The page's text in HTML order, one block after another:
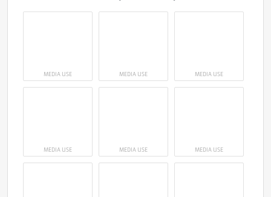
MEDIA USE MEDIA USE MEDIA USE
MEDIA USE MEDIA USE MEDIA USE